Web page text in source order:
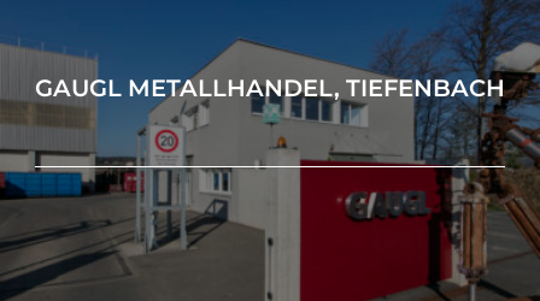
GAUGL METALLHANDEL, TIEFENBACH